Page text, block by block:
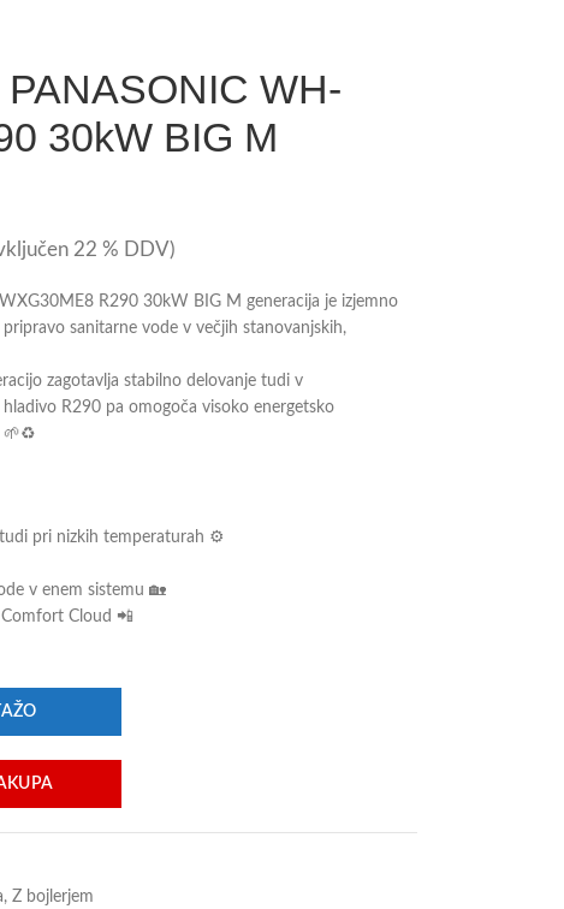
WH-
30kW BIG M
22 % DDV)
R290 30kW BIG M generacija je izjemno
sanitarne vode v večjih stanovanjskih,
zagotavlja stabilno delovanje tudi v
R290 pa omogoča visoko energetsko
🌱♻️
pri nizkih temperaturah ⚙️
v enem sistemu 🏡
Cloud 📲
, Z bojlerjem